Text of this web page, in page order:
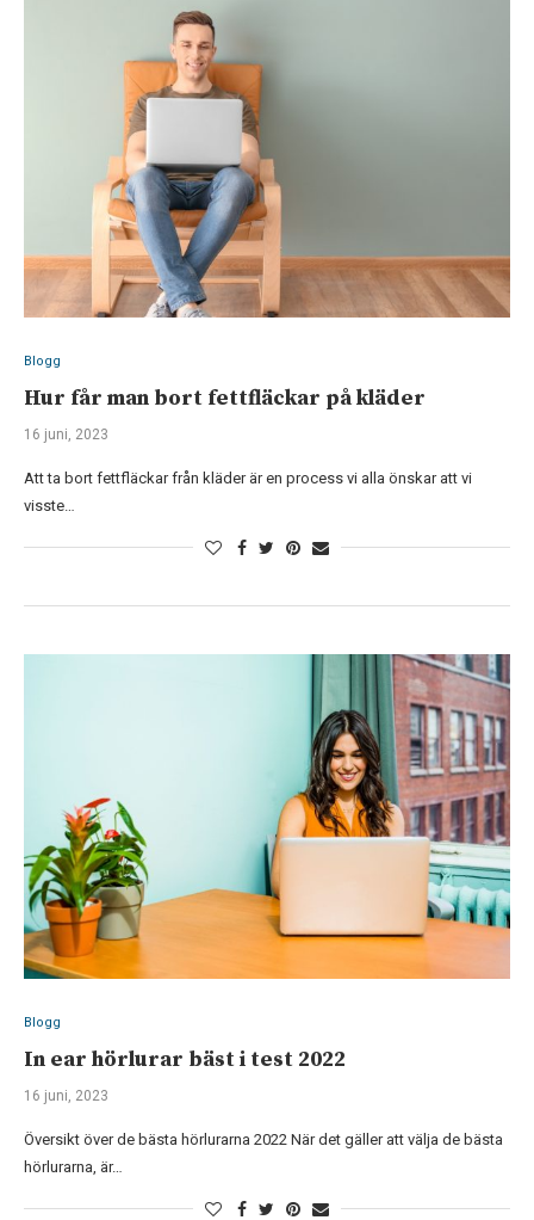
Blogg
Hur får man bort fettfläckar på kläder
16 juni, 2023
Att ta bort fettfläckar från kläder är en process vi alla önskar att vi
visste…
Blogg
In ear hörlurar bäst i test 2022
16 juni, 2023
Översikt över de bästa hörlurarna 2022 När det gäller att välja de bästa
hörlurarna, är…